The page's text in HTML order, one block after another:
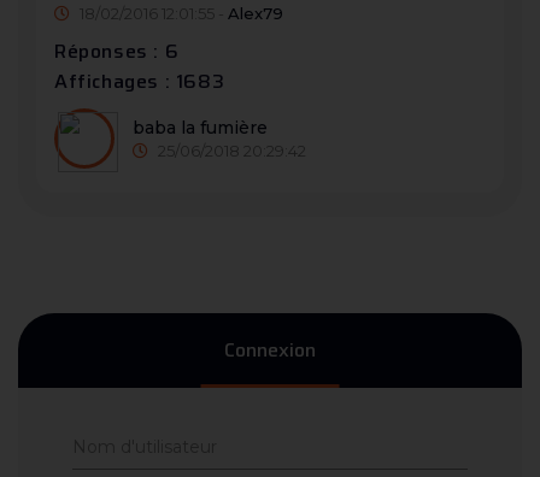
18/02/2016 12:01:55 - Alex79
Réponses : 6
Affichages : 1683
baba la fumière
25/06/2018 20:29:42
Connexion